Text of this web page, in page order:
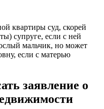
квартиры суд, скорей
супруге, если с ней
мальчик, но может
если с матерью
заявление о